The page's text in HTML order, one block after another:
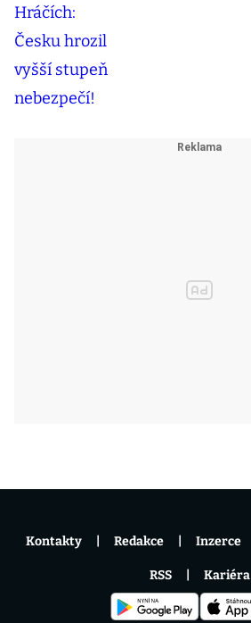
Kontakty Redakce Inzerce
RSS Kariéra